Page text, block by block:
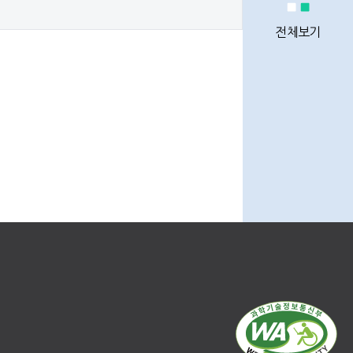
정비사업
통계
이용안내
Q&A
전체보기